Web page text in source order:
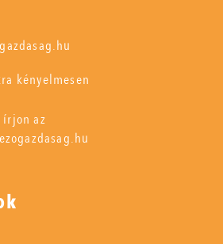
kényelmesen
írjon az